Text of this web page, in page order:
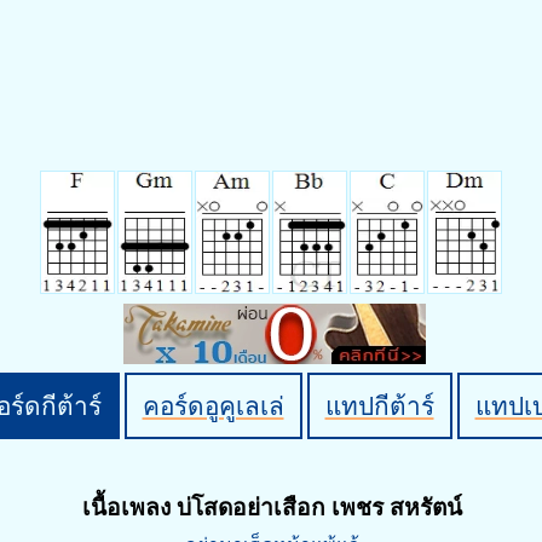
ร์ดกีต้าร์ คอร์ดอูคูเลเล่ แทปกีต้าร์ แทปเ
เนื้อเพลง บ่โสดอย่าเสือก เพชร สหรัตน์